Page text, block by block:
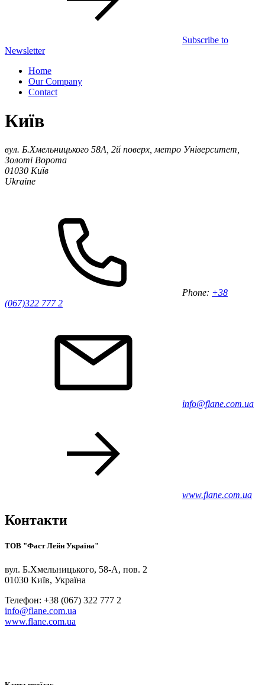
Subscribe to
Newsletter
Home
Our Company
Contact
Київ
вул. Б.Хмельницького 58А, 2й поверх, метро Університет,
Золоті Ворота
01030 Київ
Ukraine
Phone: +38
(067)322 777 2
info@flane.com.ua
www.flane.com.ua
Контакти
ТОВ "Фаст Лейн Україна"
вул. Б.Хмельницького, 58-A, пов. 2
01030 Київ, Україна
Телефон: +38 (067) 322 777 2
info@flane.com.ua
www.flane.com.ua